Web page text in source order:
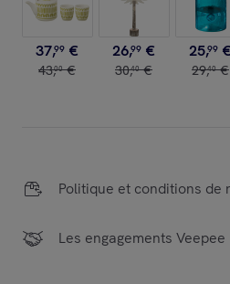
37,99 €
43,00 €
26,99 €
30,40 €
25,99 €
29,40 €
Politique et conditions de
Les engagements Veepee